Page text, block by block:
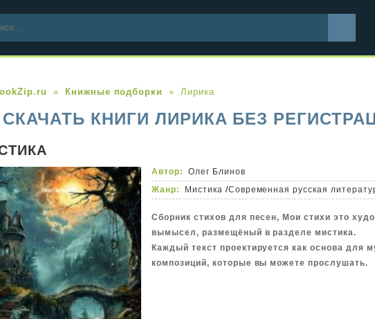
Книжные подборки Лирика
СКАЧАТЬ КНИГИ ЛИРИКА БЕЗ
Автор:
Олег Блинов
Жанр:
Мистика /Современная русская
Сборник стихов для песен, Мои стихи это
вымысел, размещёный в разделе мистика.
Каждый текст проектируется как основа для
композиций, которые вы можете прослушать.